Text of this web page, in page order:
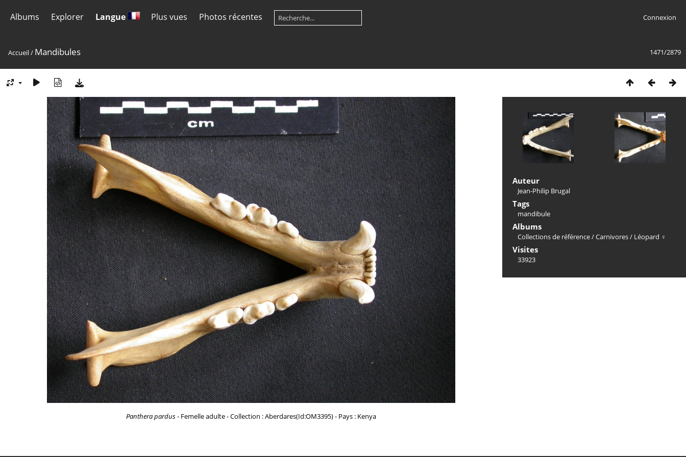
Albums Explorer Langue Plus vues Photos récentes Connexion
1471/2879
Accueil/ Mandibules
Panthera pardus- Femelle adulte - Collection : Aberdares(Id:OM3395) - Pays : Kenya
Auteur
Jean-Philip Brugal
Tags
mandibule
Albums
Collections de référence/Carnivores/ Léopard ♀
Visites
33923